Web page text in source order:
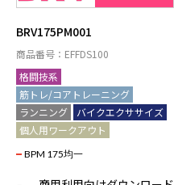
BRV175PM001
商品番号：EFFDS100
格闘技系
筋トレ/コアトレーニング
ランニング
バイクエクササイズ
個人用ワークアウト
BPM 175均一